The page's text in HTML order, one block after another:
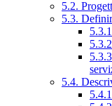
5.2.
5.3.
5.4.